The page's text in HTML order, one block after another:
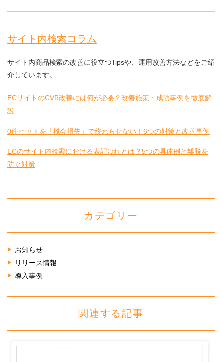
サイト内検索コラム
サイト内商品検索の改善に役立つTipsや、運用改善方法などをご紹
介しています。
ECサイトのCVR改善には何が必要？改善施策・成功事例を徹底解
説
0件ヒットを「機会損失」で終わらせない！6つの対策と改善事例
ECのサイト内検索における表記ゆれとは？5つの具体例と離脱を
防ぐ対策
カテゴリー
お知らせ
リリース情報
導入事例
関連する記事